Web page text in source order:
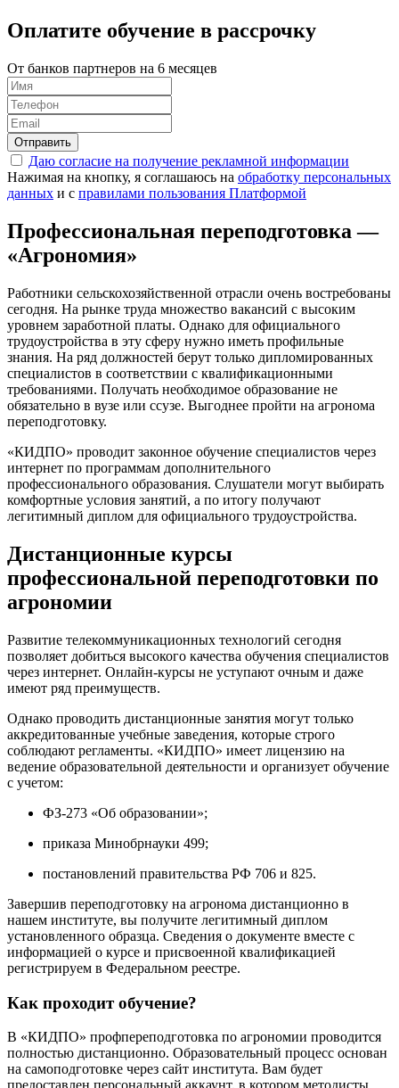
Оплатите обучение в рассрочку
От банков партнеров на 6 месяцев
Отправить
Даю согласие на получение рекламной информации
Нажимая на кнопку, я соглашаюсь на обработку персональных
данных и с правилами пользования Платформой
Профессиональная переподготовка —
«Агрономия»
Работники сельскохозяйственной отрасли очень востребованы
сегодня. На рынке труда множество вакансий с высоким
уровнем заработной платы. Однако для официального
трудоустройства в эту сферу нужно иметь профильные
знания. На ряд должностей берут только дипломированных
специалистов в соответствии с квалификационными
требованиями. Получать необходимое образование не
обязательно в вузе или ссузе. Выгоднее пройти на агронома
переподготовку.
«КИДПО» проводит законное обучение специалистов через
интернет по программам дополнительного
профессионального образования. Слушатели могут выбирать
комфортные условия занятий, а по итогу получают
легитимный диплом для официального трудоустройства.
Дистанционные курсы
профессиональной переподготовки по
агрономии
Развитие телекоммуникационных технологий сегодня
позволяет добиться высокого качества обучения специалистов
через интернет. Онлайн-курсы не уступают очным и даже
имеют ряд преимуществ.
Однако проводить дистанционные занятия могут только
аккредитованные учебные заведения, которые строго
соблюдают регламенты. «КИДПО» имеет лицензию на
ведение образовательной деятельности и организует обучение
с учетом:
ФЗ-273 «Об образовании»;
приказа Минобрнауки 499;
постановлений правительства РФ 706 и 825.
Завершив переподготовку на агронома дистанционно в
нашем институте, вы получите легитимный диплом
установленного образца. Сведения о документе вместе с
информацией о курсе и присвоенной квалификацией
регистрируем в Федеральном реестре.
Как проходит обучение?
В «КИДПО» профпереподготовка по агрономии проводится
полностью дистанционно. Образовательный процесс основан
на самоподготовке через сайт института. Вам будет